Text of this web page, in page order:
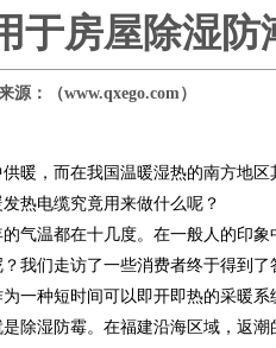
于房屋除湿防
：（www.qxego.com）
，而在我国温暖湿热的南方地区
热电缆究竟用来做什么呢？
温都在十几度。在一般人的印象
我们走访了一些消费者终于得到了
一种短时间可以即开即热的采暖
除湿防霉。在福建沿海区域，返